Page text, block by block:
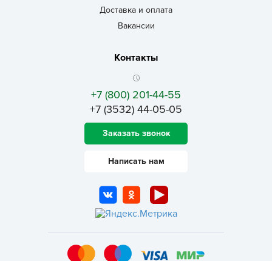
Доставка и оплата
Вакансии
Контакты
+7 (800) 201-44-55
+7 (3532) 44-05-05
Заказать звонок
Написать нам